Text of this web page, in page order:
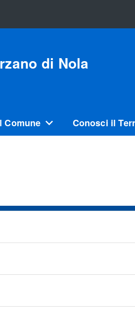
di Nola
Comune Conosci il